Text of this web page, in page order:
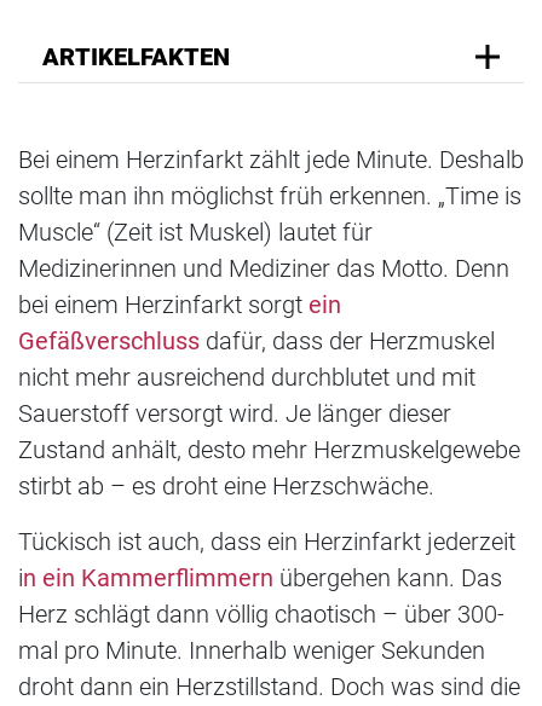
ARTIKELFAKTEN
Bei einem Herzinfarkt zählt jede Minute. Deshalb
sollte man ihn möglichst früh erkennen. „Time is
Muscle“ (Zeit ist Muskel) lautet für
Medizinerinnen und Mediziner das Motto. Denn
bei einem Herzinfarkt sorgt ein
Gefäßverschluss dafür, dass der Herzmuskel
nicht mehr ausreichend durchblutet und mit
Sauerstoff versorgt wird. Je länger dieser
Zustand anhält, desto mehr Herzmuskelgewebe
stirbt ab – es droht eine Herzschwäche.
Tückisch ist auch, dass ein Herzinfarkt jederzeit
in ein Kammerflimmern übergehen kann. Das
Herz schlägt dann völlig chaotisch – über 300-
mal pro Minute. Innerhalb weniger Sekunden
droht dann ein Herzstillstand. Doch was sind die